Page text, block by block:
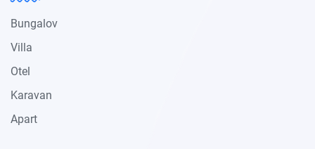
Bungalov
Villa
Otel
Karavan
Apart